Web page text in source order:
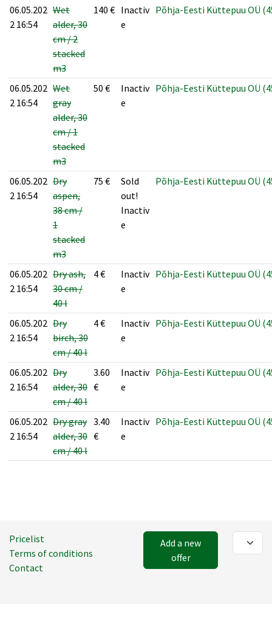
06.05.202
2 16:54
Wet
alder, 30
cm / 2
stacked
m3
140 € Inactiv
e
Põhja-Eesti Küttepuu OÜ
06.05.202
2 16:54
Wet
gray
alder, 30
cm / 1
stacked
m3
50 €
Inactiv
e
Põhja-Eesti Küttepuu OÜ
06.05.202
2 16:54
Dry
aspen,
38 cm /
1
stacked
m3
75 €
Sold
out!
Inactiv
e
Põhja-Eesti Küttepuu OÜ
06.05.202
2 16:54
Dry ash,
30 cm /
40 l
4€
Inactiv
e
Põhja-Eesti Küttepuu OÜ
06.05.202
2 16:54
Dry
birch, 30
cm / 40 l
4€
Inactiv
e
Põhja-Eesti Küttepuu OÜ
06.05.202
2 16:54
Dry
alder, 30
cm / 40 l
3.60
€
Inactiv
e
Põhja-Eesti Küttepuu OÜ
06.05.202
2 16:54
Dry gray
alder, 30
cm / 40 l
3.40
€
Inactiv
e
Põhja-Eesti Küttepuu OÜ
Pricelist
Terms of conditions
Contact
Add a new
offer